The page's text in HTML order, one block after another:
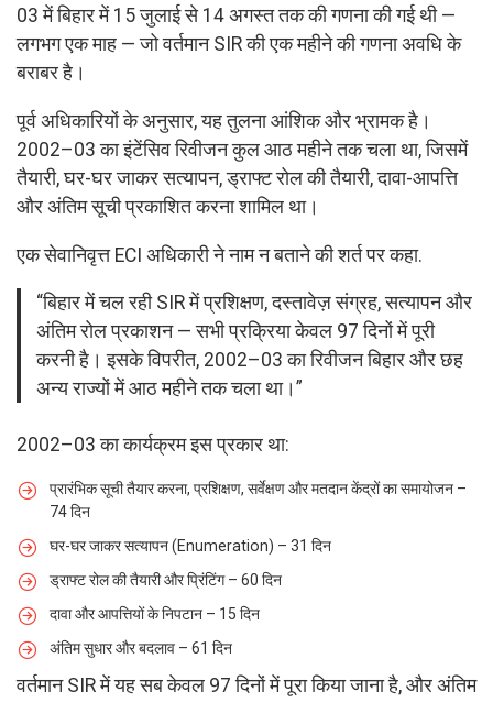
03 में बिहार में 15 जुलाई से 14 अगस्त तक की गणना की गई थी —
लगभग एक माह — जो वर्तमान SIR की एक महीने की गणना अवधि के
बराबर है।
पूर्व अधिकारियों के अनुसार, यह तुलना आंशिक और भ्रामक है।
2002–03 का इंटेंसिव रिवीजन कुल आठ महीने तक चला था, जिसमें
तैयारी, घर-घर जाकर सत्यापन, ड्राफ्ट रोल की तैयारी, दावा-आपत्ति
और अंतिम सूची प्रकाशित करना शामिल था।
एक सेवानिवृत्त ECI अधिकारी ने नाम न बताने की शर्त पर कहा.
“बिहार में चल रही SIR में प्रशिक्षण, दस्तावेज़ संग्रह, सत्यापन और
अंतिम रोल प्रकाशन — सभी प्रक्रिया केवल 97 दिनों में पूरी
करनी है। इसके विपरीत, 2002–03 का रिवीजन बिहार और छह
अन्य राज्यों में आठ महीने तक चला था।”
2002–03 का कार्यक्रम इस प्रकार था:
प्रारंभिक सूची तैयार करना, प्रशिक्षण, सर्वेक्षण और मतदान केंद्रों का समायोजन –
74 दिन
घर-घर जाकर सत्यापन (Enumeration) – 31 दिन
ड्राफ्ट रोल की तैयारी और प्रिंटिंग – 60 दिन
दावा और आपत्तियों के निपटान – 15 दिन
अंतिम सुधार और बदलाव – 61 दिन
वर्तमान SIR में यह सब केवल 97 दिनों में पूरा किया जाना है, और अंतिम